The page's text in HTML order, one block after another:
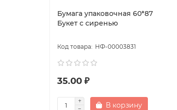
Бумага упаковочная 60*87
Букет с сиренью
НФ-00003831
35.00 ₽
В корзину